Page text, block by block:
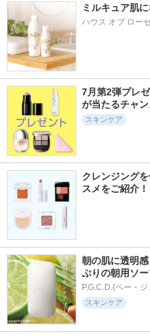
ミルキュア肌
ハウス オブ ロー
7月第2弾プレ
が当たるチャン
スキンケア
クレンジング
スメをご紹介！
朝の肌に透明
ぷりの朝用ソ
P.G.C.D.(ペー・
スキンケア